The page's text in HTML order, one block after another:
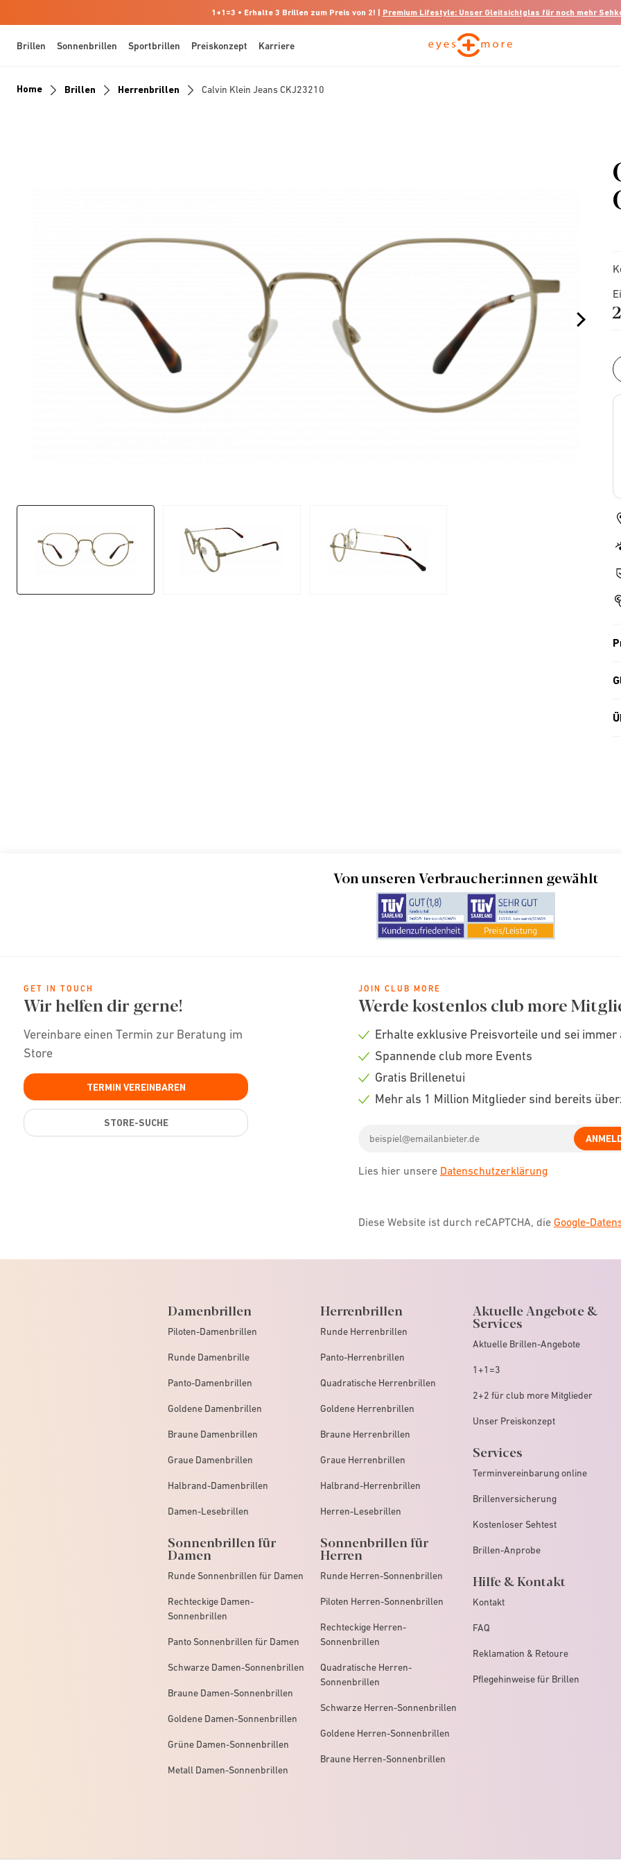
1+1=3 • Erhalte 3 Brillen zum Preis von 2! | Premium Lifestyle: Unser Gleitsichtglas für noch mehr
Brillen Sonnenbrillen Sportbrillen Preiskonzept Karriere
Home Brillen Herrenbrillen Calvin Klein Jeans CKJ23210
Von unseren Verbraucher:innen gewählt
GET IN TOUCH
Wir helfen dir gerne!
Vereinbare einen Termin zur Beratung im
Store
TERMIN VEREINBAREN
STORE-SUCHE
JOIN CLUB MORE
Werde kostenlos club more
Check
Erhalte exklusive Preisvorteile und sei
Check
Spannende club more Events
Check
Gratis Brillenetui
Mehr als 1 Million Mitglieder sind bereits
address
Lies hier unsere Datenschutzerklärung
Diese Website ist durch reCAPTCHA, die Google-
Damenbrillen
Piloten-Damenbrillen
Runde Damenbrille
Panto-Damenbrillen
Goldene Damenbrillen
Braune Damenbrillen
Graue Damenbrillen
Halbrand-Damenbrillen
Damen-Lesebrillen
Sonnenbrillen für
Damen
Runde Sonnenbrillen für Damen
Rechteckige Damen-
Sonnenbrillen
Panto Sonnenbrillen für Damen
Schwarze Damen-Sonnenbrillen
Braune Damen-Sonnenbrillen
Goldene Damen-Sonnenbrillen
Grüne Damen-Sonnenbrillen
Metall Damen-Sonnenbrillen
Herrenbrillen
Runde Herrenbrillen
Panto-Herrenbrillen
Quadratische Herrenbrillen
Goldene Herrenbrillen
Braune Herrenbrillen
Graue Herrenbrillen
Halbrand-Herrenbrillen
Herren-Lesebrillen
Sonnenbrillen für
Herren
Runde Herren-Sonnenbrillen
Piloten Herren-Sonnenbrillen
Rechteckige Herren-
Sonnenbrillen
Quadratische Herren-
Sonnenbrillen
Schwarze Herren-Sonnenbrillen
Goldene Herren-Sonnenbrillen
Braune Herren-Sonnenbrillen
Aktuelle Angebote &
Services
Aktuelle Brillen-Angebote
1+1=3
2+2 für club more Mitglieder
Unser Preiskonzept
Services
Terminvereinbarung online
Brillenversicherung
Kostenloser Sehtest
Brillen-Anprobe
Hilfe & Kontakt
Kontakt
FAQ
Reklamation & Retoure
Pflegehinweise für Brillen